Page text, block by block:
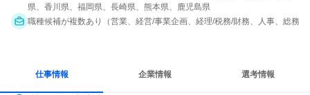
県、香川県、福岡県、長崎県、熊本県、鹿児島県
職種候補が複数あり（営業、経営/事業企画、経理/税務/財務、人事、総務
仕事情報 企業情報 選考情報